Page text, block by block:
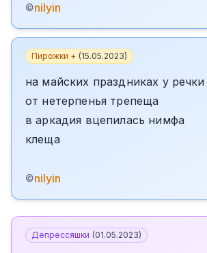
©nilyin
Пирожки + (15.05.2023)
на майских праздниках у речки
от нетерпенья трепеща
в аркадия вцепилась нимфа
клеща
©nilyin
Депрессяшки (01.05.2023)